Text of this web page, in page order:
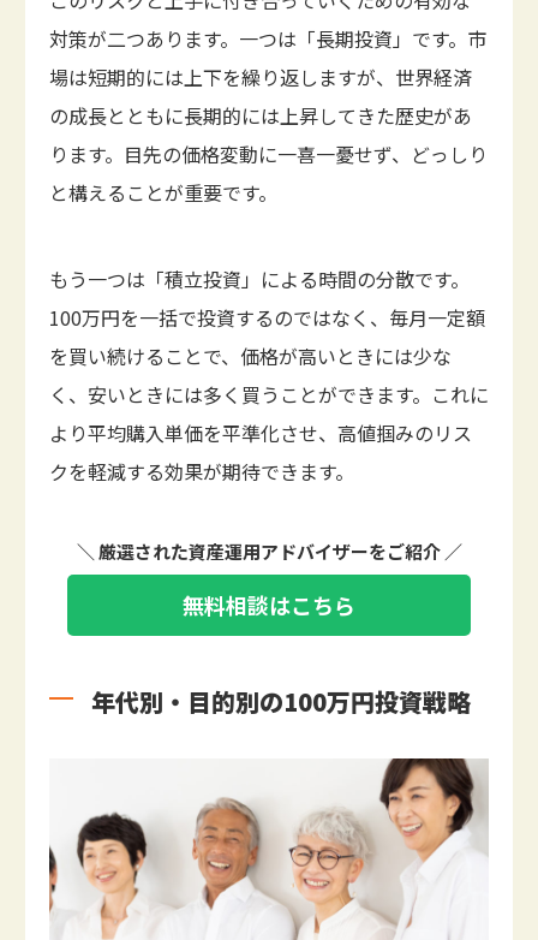
対策が二つあります。一つは「長期投資」です。市
場は短期的には上下を繰り返しますが、世界経済
の成長とともに長期的には上昇してきた歴史があ
ります。目先の価格変動に一喜一憂せず、どっしり
と構えることが重要です。
もう一つは「積立投資」による時間の分散です。
100万円を一括で投資するのではなく、毎月一定額
を買い続けることで、価格が高いときには少な
く、安いときには多く買うことができます。これに
より平均購入単価を平準化させ、高値掴みのリス
クを軽減する効果が期待できます。
＼ 厳選された資産運用アドバイザーをご紹介 ／
無料相談はこちら
年代別・目的別の100万円投資戦略